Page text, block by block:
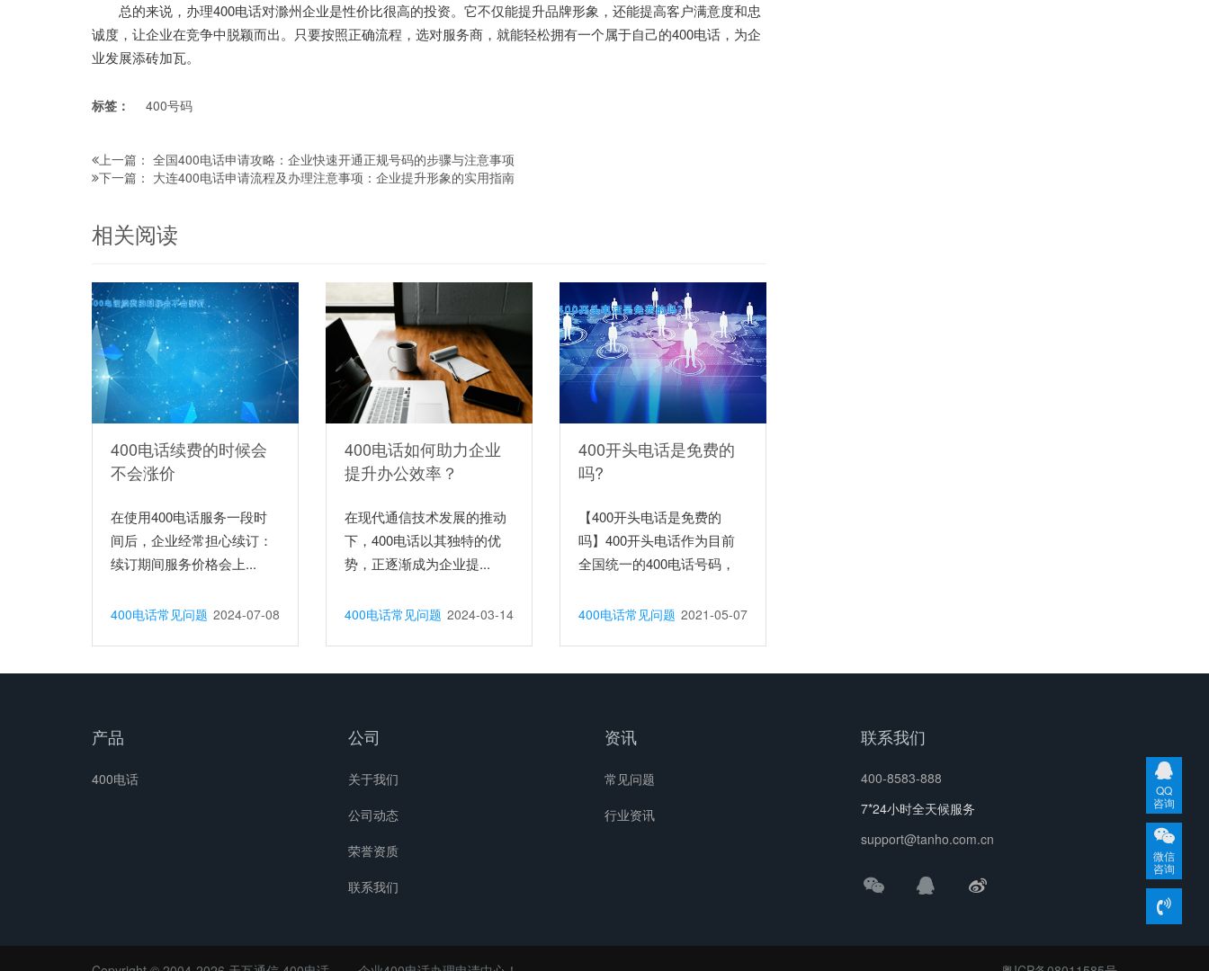
总的来说，办理400电话对滁州企业是性价比很高的投资。它不仅能提升品牌形象，还能提高客户满意度和忠
诚度，让企业在竞争中脱颖而出。只要按照正确流程，选对服务商，就能轻松拥有一个属于自己的400电话，为企
业发展添砖加瓦。
标签： 400号码
上一篇： 全国400电话申请攻略：企业快速开通正规号码的步骤与注意事项
下一篇： 大连400电话申请流程及办理注意事项：企业提升形象的实用指南
相关阅读
400电话续费的时候会
不会涨价
在使用400电话服务一段时
间后，企业经常担心续订：
续订期间服务价格会上...
400电话常见问题 2024-07-08
400电话如何助力企业
提升办公效率？
在现代通信技术发展的推动
下，400电话以其独特的优
势，正逐渐成为企业提...
400电话常见问题 2024-03-14
400开头电话是免费的
吗?
【400开头电话是免费的
吗】400开头电话作为目前
全国统一的400电话号码，
400电话常见问题 2021-05-07
产品
400电话
公司
关于我们
公司动态
荣誉资质
联系我们
资讯
常见问题
行业资讯
联系我们
400-8583-888
7*24小时全天候服务
support@tanho.com.cn
QQ
咨询
微信
咨询